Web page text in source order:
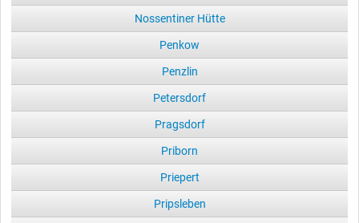
Nossentiner Hütte
Penkow
Penzlin
Petersdorf
Pragsdorf
Priborn
Priepert
Pripsleben